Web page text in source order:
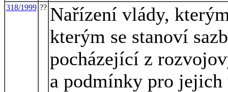
318/1999 ?? Nařízení vlády,
kterým se stanoví
pocházející z
a podmínky pro